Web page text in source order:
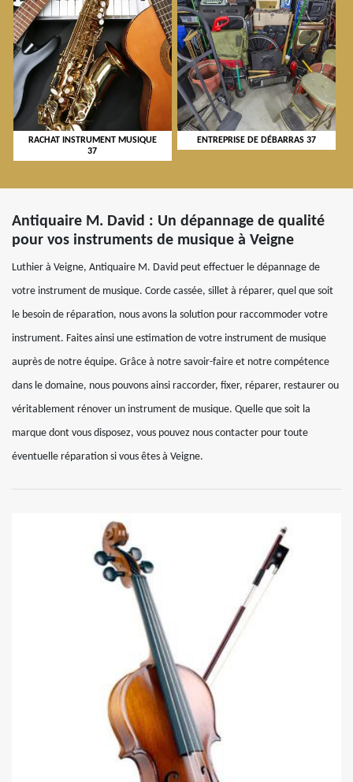
RACHAT INSTRUMENT MUSIQUE
37
ENTREPRISE DE DÉBARRAS 37
Antiquaire M. David : Un dépannage de qualité
pour vos instruments de musique à Veigne
Luthier à Veigne, Antiquaire M. David peut effectuer le dépannage de
votre instrument de musique. Corde cassée, sillet à réparer, quel que soit
le besoin de réparation, nous avons la solution pour raccommoder votre
instrument. Faites ainsi une estimation de votre instrument de musique
auprès de notre équipe. Grâce à notre savoir-faire et notre compétence
dans le domaine, nous pouvons ainsi raccorder, fixer, réparer, restaurer ou
véritablement rénover un instrument de musique. Quelle que soit la
marque dont vous disposez, vous pouvez nous contacter pour toute
éventuelle réparation si vous êtes à Veigne.